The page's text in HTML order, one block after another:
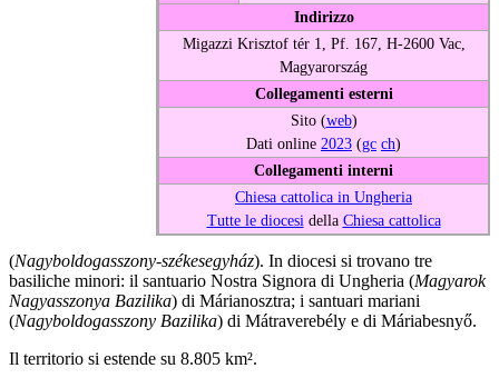
Indirizzo
Migazzi Krisztof tér 1, Pf. 167, H-2600 Vac,
Magyarország
Collegamenti esterni
Sito (web)
Dati online 2023 (gc ch)
Collegamenti interni
Chiesa cattolica in Ungheria
Tutte le diocesi della Chiesa cattolica
(Nagyboldogasszony-székesegyház). In diocesi si trovano tre
basiliche minori: il santuario Nostra Signora di Ungheria (Magyarok
Nagyasszonya Bazilika) di Márianosztra; i santuari mariani
(Nagyboldogasszony Bazilika) di Mátraverebély e di Máriabesnyő.
Il territorio si estende su 8.805 km².